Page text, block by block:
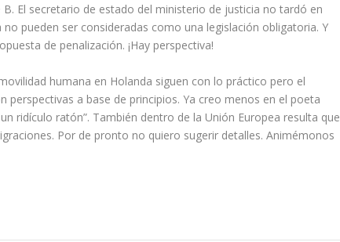
El secretario de estado del ministerio de justicia no tardó en
pueden ser consideradas como una legislación obligatoria. Y
de penalización. ¡Hay perspectiva!
humana en Holanda siguen con lo práctico pero el
a base de principios. Ya creo menos en el poeta
ridículo ratón”. También dentro de la Unión Europea resulta que
Por de pronto no quiero sugerir detalles. Animémonos